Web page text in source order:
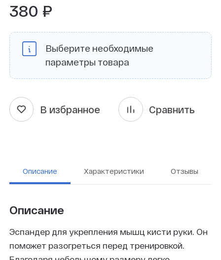
380 ₽
Выберите необходимые
параметры товара
В избранное Сравнить
Описание Характеристики Отзывы
Описание
Эспандер для укрепления мышц кисти руки. Он
поможет разогреться перед тренировкой.